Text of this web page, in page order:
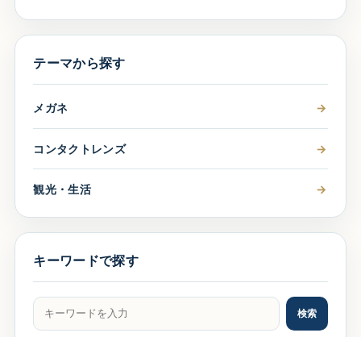
テーマから探す
メガネ →
コンタクトレンズ →
観光・生活 →
キーワードで探す
記事をキーワードで検索 検索